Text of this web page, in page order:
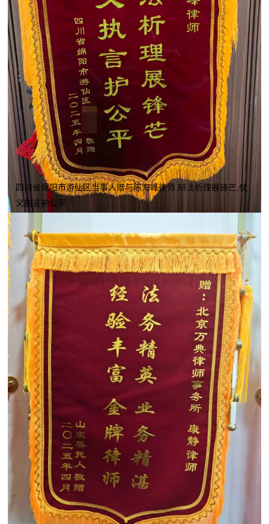
四川省绵阳市游仙区当事人赠与陈海峰律师 辩法析理展锋芒,仗
义执言护公平